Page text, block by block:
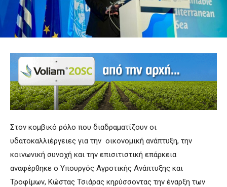
Στον κομβικό ρόλο που διαδραματίζουν οι
υδατοκαλλιέργειες για την οικονομική ανάπτυξη, την
κοινωνική συνοχή και την επισιτιστική επάρκεια
αναφέρθηκε ο Υπουργός Αγροτικής Ανάπτυξης και
Τροφίμων, Κώστας Τσιάρας κηρύσσοντας την έναρξη των